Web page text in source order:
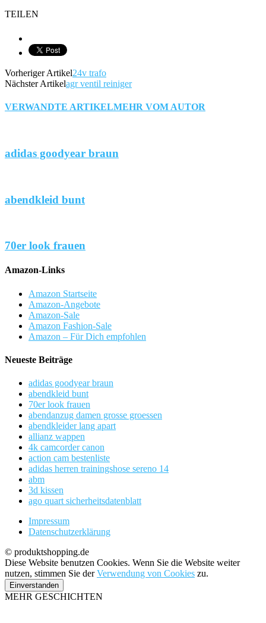
TEILEN
Vorheriger Artikel24v trafo
Nächster Artikelagr ventil reiniger
VERWANDTE ARTIKELMEHR VOM AUTOR
adidas goodyear braun
abendkleid bunt
70er look frauen
Amazon-Links
Amazon Startseite
Amazon-Angebote
Amazon-Sale
Amazon Fashion-Sale
Amazon – Für Dich empfohlen
Neueste Beiträge
adidas goodyear braun
abendkleid bunt
70er look frauen
abendanzug damen grosse groessen
abendkleider lang apart
allianz wappen
4k camcorder canon
action cam bestenliste
adidas herren trainingshose sereno 14
abm
3d kissen
ago quart sicherheitsdatenblatt
Impressum
Datenschutzerklärung
© produktshopping.de
Diese Website benutzen Cookies. Wenn Sie die Website weiter
nutzen, stimmen Sie derVerwendung von Cookies zu.
Einverstanden
MEHR GESCHICHTEN